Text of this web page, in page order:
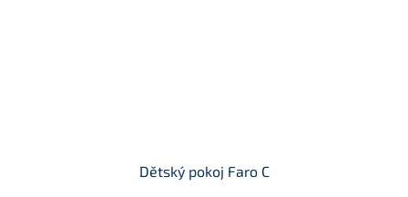
Dětský pokoj Faro C